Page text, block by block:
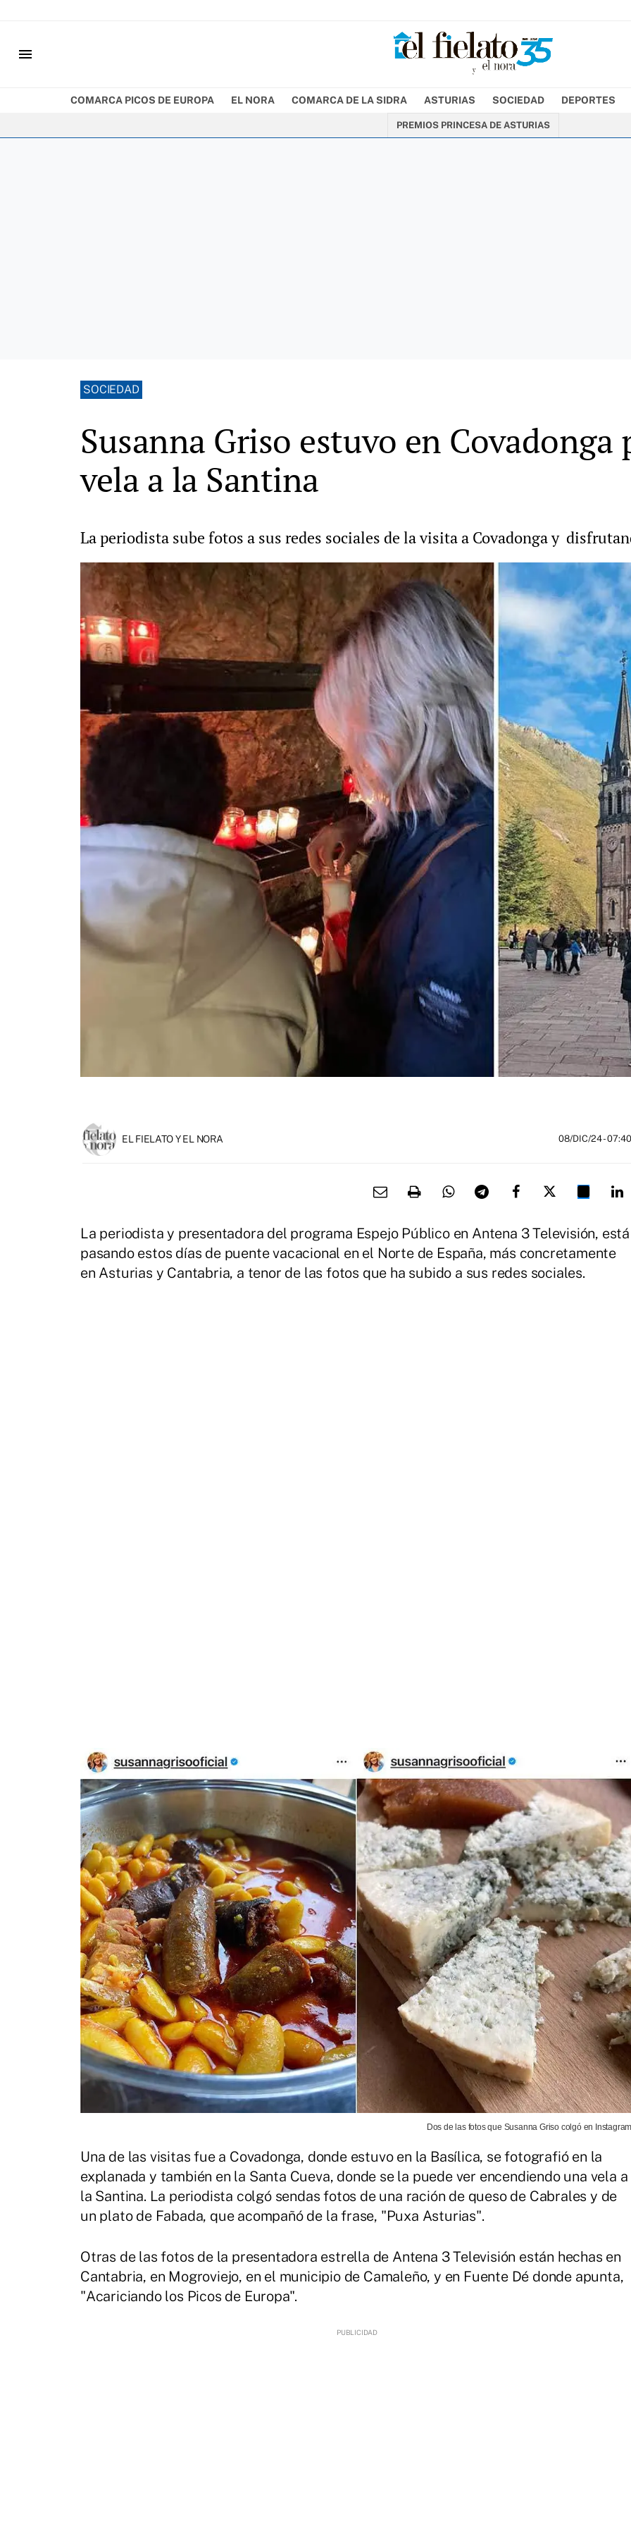
menu
COMARCA PICOS DE EUROPA EL NORA COMARCA DE LA SIDRA ASTURIAS SOCIEDAD DEPORTES
PREMIOS PRINCESA DE ASTURIAS
SOCIEDAD
Susanna Griso estuvo en
vela a la Santina
La periodista sube fotos a sus redes sociales de la visita a Covadonga y
EL FIELATO Y EL NORA 08/DIC/24- 07:40
La periodista y presentadora del programa Espejo Público en Antena 3 Televisión, está
pasando estos días de puente vacacional en el Norte de España, más concretamente
en Asturias y Cantabria, a tenor de las fotos que ha subido a sus redes sociales.
Dos de las fotos que Susanna Griso colgó en
Una de las visitas fue a Covadonga, donde estuvo en la Basílica, se fotografió en la
explanada y también en la Santa Cueva, donde se la puede ver encendiendo una vela a
la Santina. La periodista colgó sendas fotos de una ración de queso de Cabrales y de
un plato de Fabada, que acompañó de la frase, "Puxa Asturias".
Otras de las fotos de la presentadora estrella de Antena 3 Televisión están hechas en
Cantabria, en Mogroviejo, en el municipio de Camaleño, y en Fuente Dé donde apunta,
"Acariciando los Picos de Europa".